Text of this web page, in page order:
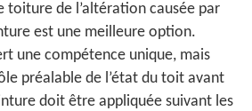
toiture de l’altération causée par
est une meilleure option.
une compétence unique, mais
préalable de l’état du toit avant
doit être appliquée suivant les